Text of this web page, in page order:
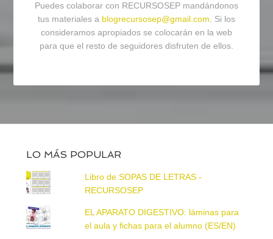
Puedes colaborar con RECURSOSEP mandándonos
tus materiales a blogrecursosep@gmail.com. Si los
consideramos apropiados se colocarán en la web
para que el resto de seguidores disfruten de ellos.
LO MÁS POPULAR
Libro de SOPAS DE LETRAS -
RECURSOSEP
EL APARATO DIGESTIVO: láminas para
el aula y fichas para el alumno (ES/EN)